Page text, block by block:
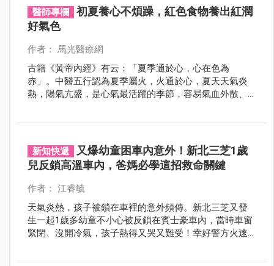
醫師專欄
初夏養心不煩躁，紅色食物養出紅潤
好氣色
作者： 馬光醫療網
古籍《黃帝內經》有云：「夏季通於心，心在色為
赤」。中醫五行認為夏季屬火，火通於心，夏天天氣炎
熱，陽氣亢盛，是心氣最活躍的季節，容易氣血外散、
新知快遞
又爆幼童困車內意外！新北三芝1歲
兒反鎖高溫車內，爸媽必學這招救命關鍵
作者： 江睿毓
天氣炎熱，孩子被鎖在車裡的意外頻傳。新北三芝又發
生一起1歲多幼童不小心被反鎖在賓士豪車內，當時車窗
緊閉、沒開冷氣，孩子熱得又哭又難受！幸好警方火速